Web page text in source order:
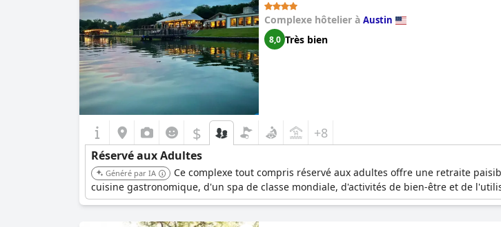
Complexe hôtelier à Austin
8,0 Très bien
$ +8
Réservé aux Adultes
Généré par IA
Ce complexe tout compris réservé aux adultes offre une retraite
cuisine gastronomique, d'un spa de classe mondiale, d'activités de bien-être et de